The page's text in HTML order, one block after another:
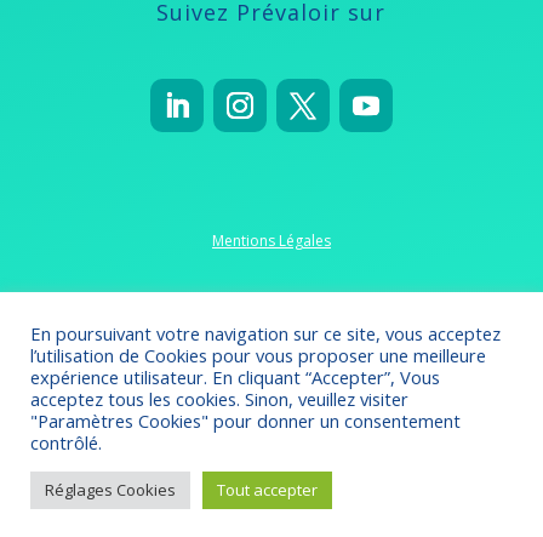
Suivez Prévaloir sur
Mentions Légales
Politique de confidentialité
Crédits 2022-2023// CréationOmsolution
En poursuivant votre navigation sur ce site, vous acceptez
l’utilisation de Cookies pour vous proposer une meilleure
expérience utilisateur. En cliquant “Accepter”, Vous
acceptez tous les cookies. Sinon, veuillez visiter
"Paramètres Cookies" pour donner un consentement
contrôlé.
Réglages Cookies Tout accepter